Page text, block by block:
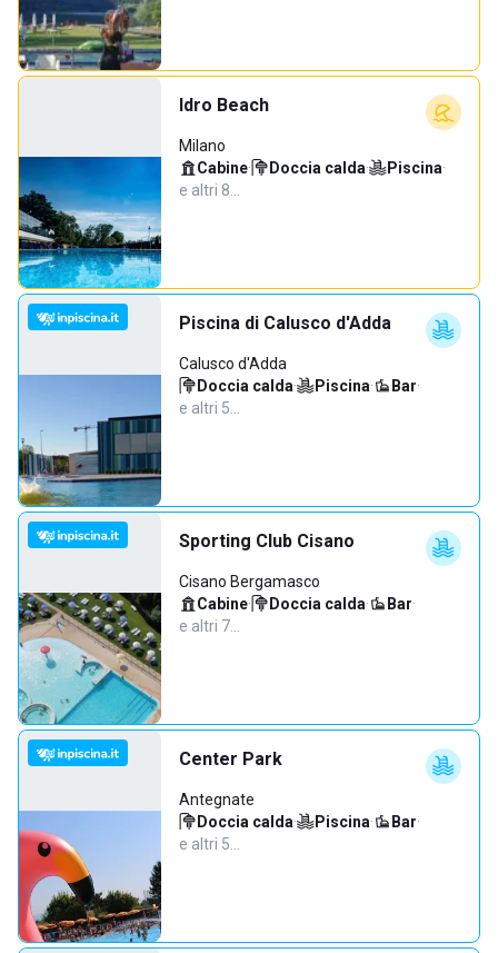
Idro Beach
Milano
Cabine· Doccia calda· Piscina·
e altri 8…
Piscina di Calusco d'Adda
Calusco d'Adda
Doccia calda· Piscina· Bar·
e altri 5…
Sporting Club Cisano
Cisano Bergamasco
Cabine· Doccia calda· Bar·
e altri 7…
Center Park
Antegnate
Doccia calda· Piscina· Bar·
e altri 5…